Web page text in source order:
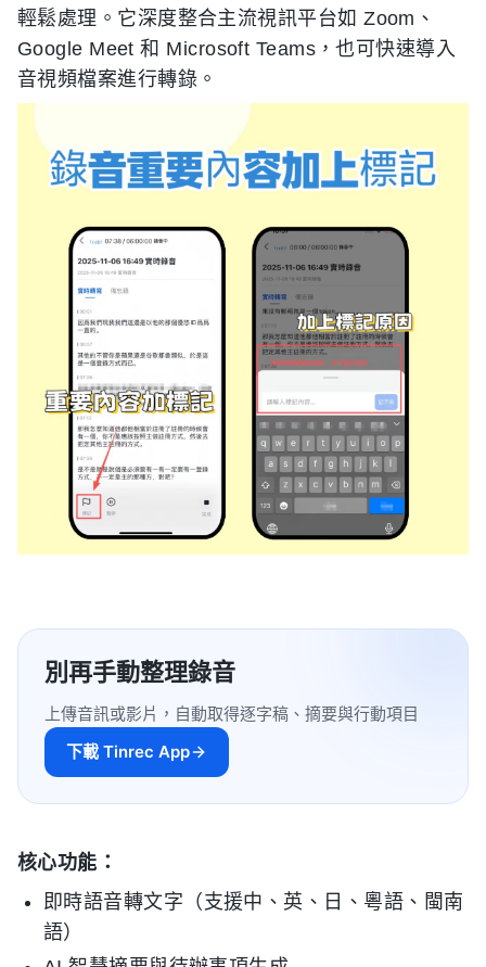
輕鬆處理。它深度整合主流視訊平台如 Zoom、
Google Meet 和 Microsoft Teams，也可快速導入
音視頻檔案進行轉錄。
別再手動整理錄音
上傳音訊或影片，自動取得逐字稿、摘要與行動項目
下載 Tinrec App
核心功能：
即時語音轉文字（支援中、英、日、粵語、閩南
語）